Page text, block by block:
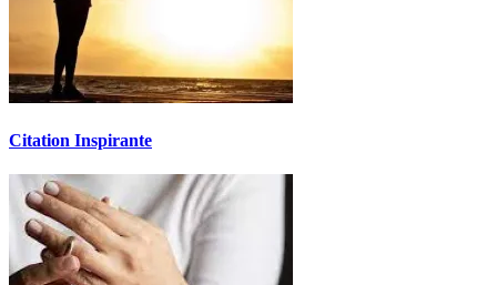
Citation Inspirante